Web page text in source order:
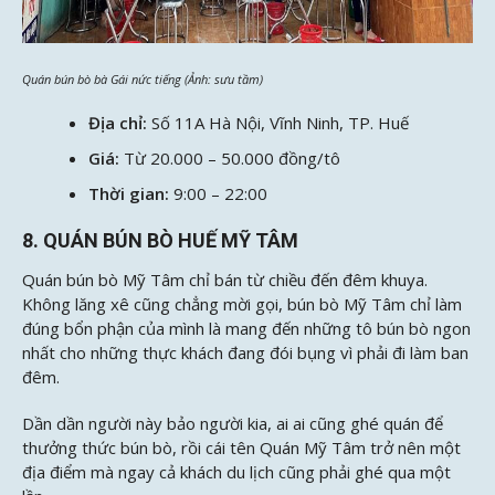
Quán bún bò bà Gái nức tiếng (Ảnh: sưu tầm)
Địa chỉ: Số 11A Hà Nội, Vĩnh Ninh, TP. Huế
Giá: Từ 20.000 – 50.000 đồng/tô
Thời gian: 9:00 – 22:00
8. QUÁN BÚN BÒ HUẾ MỸ TÂM
Quán bún bò Mỹ Tâm chỉ bán từ chiều đến đêm khuya.
Không lăng xê cũng chẳng mời gọi, bún bò Mỹ Tâm chỉ làm
đúng bổn phận của mình là mang đến những tô bún bò ngon
nhất cho những thực khách đang đói bụng vì phải đi làm ban
đêm.
Dần dần người này bảo người kia, ai ai cũng ghé quán để
thưởng thức bún bò, rồi cái tên Quán Mỹ Tâm trở nên một
địa điểm mà ngay cả khách du lịch cũng phải ghé qua một